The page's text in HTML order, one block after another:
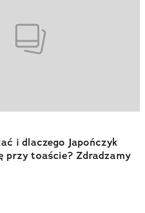
i dlaczego Japończyk
przy toaście? Zdradzamy